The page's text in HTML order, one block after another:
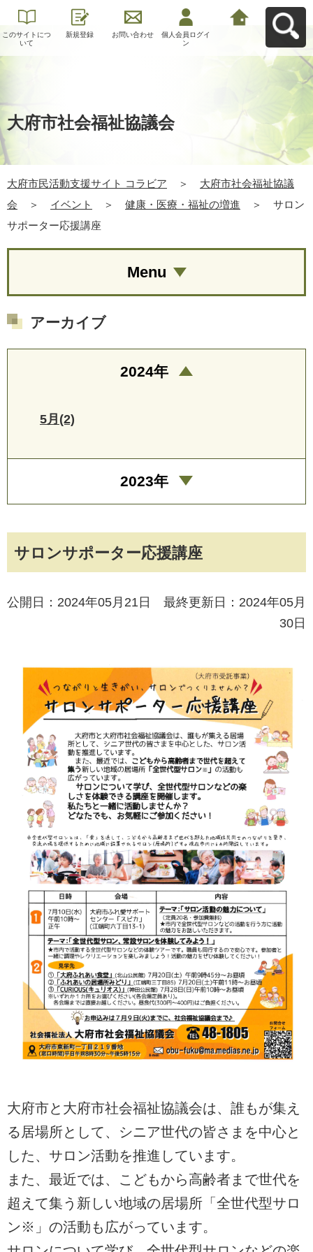
このサイトにつ
いて
新規登録 お問い合わせ
個人会員ログイ
ン
大府市社会福祉協議会
大府市民活動支援サイト コラビア ＞
大府市社会福祉協議
会
＞ イベント ＞ 健康・医療・福祉の増進 ＞
サロン
サポーター応援講座
サロンサポーター応援講座
公開日：2024年05月21日 最終更新日：2024年05月
30日
大府市と大府市社会福祉協議会は、誰もが集え
る居場所として、シニア世代の皆さまを中心と
した、サロン活動を推進しています。
また、最近では、こどもから高齢者まで世代を
超えて集う新しい地域の居場所「全世代型サロ
ン※」の活動も広がっています。
Menu
アーカイブ
2024年
5月(2)
2023年